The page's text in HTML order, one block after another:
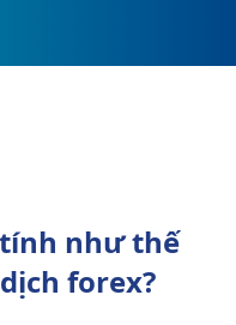
như thế
forex?